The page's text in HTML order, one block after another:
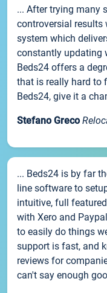
... After trying many
controversial results
system which
constantly updating
Beds24 offers a
that is really hard to
Beds24, give it a
Stefano Greco
... Beds24 is by far
line software to
intuitive, full
with Xero and
to easily do things
support is fast, and
reviews for
can't say enough